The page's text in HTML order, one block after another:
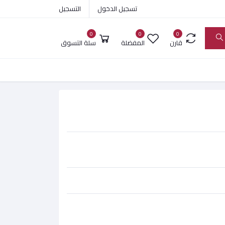
تسجيل الدخول التسجيل
0
قارن
0
المفضلة
0
سلة التسوق